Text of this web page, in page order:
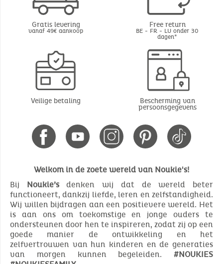
Gratis levering
vanaf 49€ aankoop
Free return
BE - FR - LU onder 30
dagen*
Veilige betaling Bescherming van
persoonsgegevens
Welkom in de zoete wereld van Noukie's!
Bij Noukie’sdenken wij dat de wereld beter
functioneert, dankzij liefde, leren en zelfstandigheid.
Wij willen bijdragen aan een positievere wereld. Het
is aan ons om toekomstige en jonge ouders te
ondersteunen door hen te inspireren, zodat zij op een
goede manier de ontwikkeling en het
zelfvertrouwen van hun kinderen en de generaties
van morgen kunnen begeleiden. #NOUKIES